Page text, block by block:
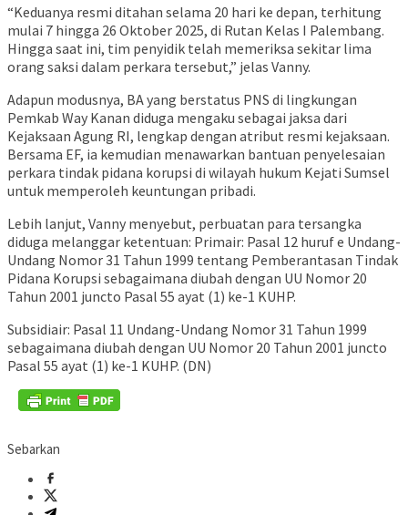
“Keduanya resmi ditahan selama 20 hari ke depan, terhitung
mulai 7 hingga 26 Oktober 2025, di Rutan Kelas I Palembang.
Hingga saat ini, tim penyidik telah memeriksa sekitar lima
orang saksi dalam perkara tersebut,” jelas Vanny.
Adapun modusnya, BA yang berstatus PNS di lingkungan
Pemkab Way Kanan diduga mengaku sebagai jaksa dari
Kejaksaan Agung RI, lengkap dengan atribut resmi kejaksaan.
Bersama EF, ia kemudian menawarkan bantuan penyelesaian
perkara tindak pidana korupsi di wilayah hukum Kejati Sumsel
untuk memperoleh keuntungan pribadi.
Lebih lanjut, Vanny menyebut, perbuatan para tersangka
diduga melanggar ketentuan: Primair: Pasal 12 huruf e Undang-
Undang Nomor 31 Tahun 1999 tentang Pemberantasan Tindak
Pidana Korupsi sebagaimana diubah dengan UU Nomor 20
Tahun 2001 juncto Pasal 55 ayat (1) ke-1 KUHP.
Subsidiair: Pasal 11 Undang-Undang Nomor 31 Tahun 1999
sebagaimana diubah dengan UU Nomor 20 Tahun 2001 juncto
Pasal 55 ayat (1) ke-1 KUHP. (DN)
Sebarkan